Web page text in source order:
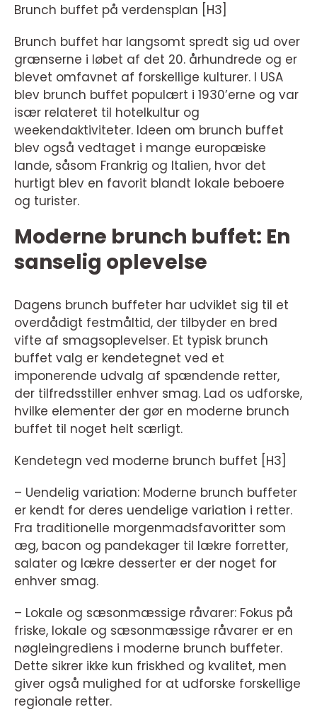
Brunch buffet på verdensplan [H3]
Brunch buffet har langsomt spredt sig ud over
grænserne i løbet af det 20. århundrede og er
blevet omfavnet af forskellige kulturer. I USA
blev brunch buffet populært i 1930’erne og var
især relateret til hotelkultur og
weekendaktiviteter. Ideen om brunch buffet
blev også vedtaget i mange europæiske
lande, såsom Frankrig og Italien, hvor det
hurtigt blev en favorit blandt lokale beboere
og turister.
Moderne brunch buffet: En
sanselig oplevelse
Dagens brunch buffeter har udviklet sig til et
overdådigt festmåltid, der tilbyder en bred
vifte af smagsoplevelser. Et typisk brunch
buffet valg er kendetegnet ved et
imponerende udvalg af spændende retter,
der tilfredsstiller enhver smag. Lad os udforske,
hvilke elementer der gør en moderne brunch
buffet til noget helt særligt.
Kendetegn ved moderne brunch buffet [H3]
– Uendelig variation: Moderne brunch buffeter
er kendt for deres uendelige variation i retter.
Fra traditionelle morgenmadsfavoritter som
æg, bacon og pandekager til lækre forretter,
salater og lækre desserter er der noget for
enhver smag.
– Lokale og sæsonmæssige råvarer: Fokus på
friske, lokale og sæsonmæssige råvarer er en
nøgleingrediens i moderne brunch buffeter.
Dette sikrer ikke kun friskhed og kvalitet, men
giver også mulighed for at udforske forskellige
regionale retter.